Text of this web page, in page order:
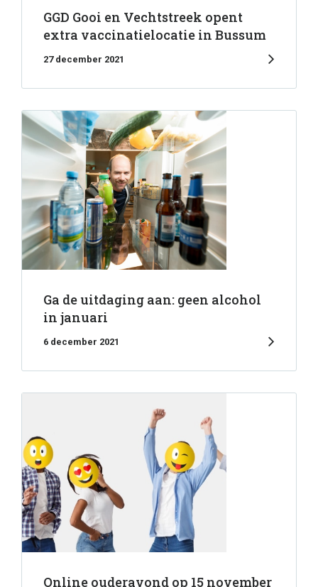
GGD Gooi en Vechtstreek opent
extra vaccinatielocatie in Bussum
27 december 2021
Ga de uitdaging aan: geen alcohol
in januari
6 december 2021
Online ouderavond op 15 november